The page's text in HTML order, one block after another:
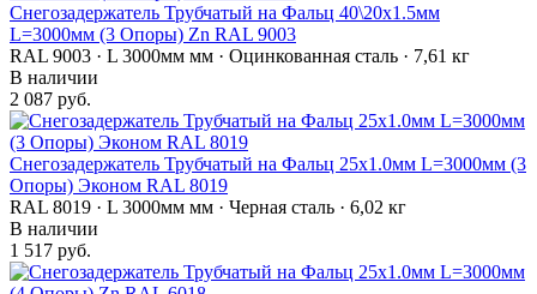
Снегозадержатель Трубчатый на Фальц 40\20х1.5мм
L=3000мм (3 Опоры) Zn RAL 9003
RAL 9003 · L 3000мм мм · Оцинкованная сталь · 7,61 кг
В наличии
2 087 руб.
Снегозадержатель Трубчатый на Фальц 25х1.0мм L=3000мм (3
Опоры) Эконом RAL 8019
RAL 8019 · L 3000мм мм · Черная сталь · 6,02 кг
В наличии
1 517 руб.